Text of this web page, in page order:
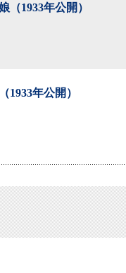
（1933年公開）
1933年公開）